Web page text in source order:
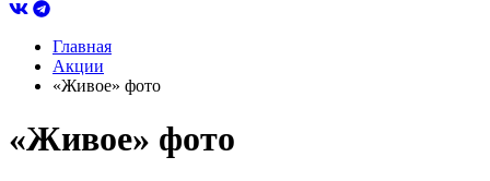
Главная
Акции
«Живое» фото
«Живое» фото